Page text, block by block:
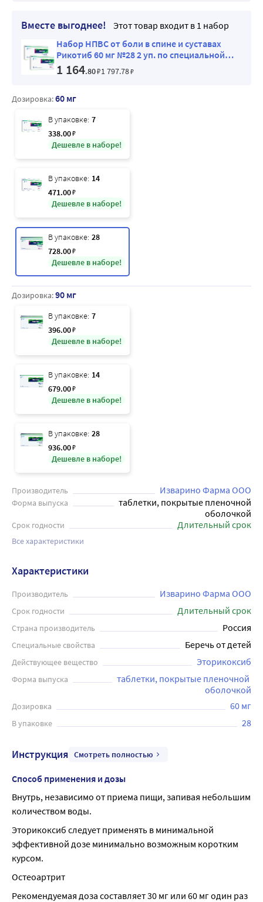
Вместе выгоднее!
Этот товар входит в 1 набор
Набор НПВС от боли в спине и суставах
Рикотиб 60 мг №28 2 уп. по специальной
цене
1 164.80₽1 797.78₽
Дозировка:60 мг
В упаковке: 7
338.00₽
Дешевле в наборе!
В упаковке: 14
471.00₽
Дешевле в наборе!
В упаковке: 28
728.00₽
Дешевле в наборе!
Дозировка:90 мг
В упаковке: 7
396.00₽
Дешевле в наборе!
В упаковке: 14
679.00₽
Дешевле в наборе!
В упаковке: 28
936.00₽
Дешевле в наборе!
Производитель Изварино Фарма ООО
Форма выпуска
таблетки, покрытые пленочной
оболочкой
Срок годности Длительный срок
Все характеристики
Характеристики
Производитель Изварино Фарма ООО
Срок годности Длительный срок
Страна производитель Россия
Специальные свойства Беречь от детей
Действующее вещество Эторикоксиб
Форма выпуска
таблетки, покрытые пленочной
оболочкой
Дозировка 60 мг
В упаковке 28
Инструкция Смотреть полностью
Способ применения и дозы
Внутрь, независимо от приема пищи, запивая небольшим
количеством воды.
Эторикоксиб следует применять в минимальной
эффективной дозе минимально возможным коротким
курсом.
Остеоартрит
Рекомендуемая доза составляет 30 мг или 60 мг один раз